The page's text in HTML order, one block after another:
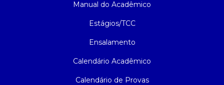
Manual do Acadêmico
Estágios/TCC
Ensalamento
Calendário Acadêmico
Calendário de Provas